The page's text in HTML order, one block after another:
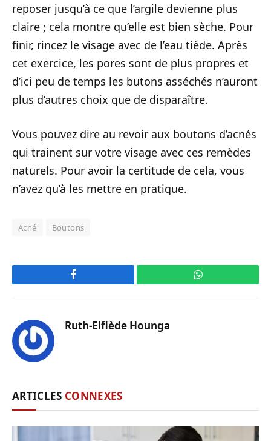
reposer jusqu’à ce que l’argile devienne plus
claire ; cela montre qu’elle est bien sèche. Pour
finir, rincez le visage avec de l’eau tiède. Après
cet exercice, les pores sont de plus propres et
d’ici peu de temps les butons asséchés n’auront
plus d’autres choix que de disparaître.
Vous pouvez dire au revoir aux boutons d’acnés
qui trainent sur votre visage avec ces remèdes
naturels. Pour avoir la certitude de cela, vous
n’avez qu’à les mettre en pratique.
Acné Boutons
Facebook WhatsApp
Ruth-Elflède Hounga
ARTICLES CONNEXES